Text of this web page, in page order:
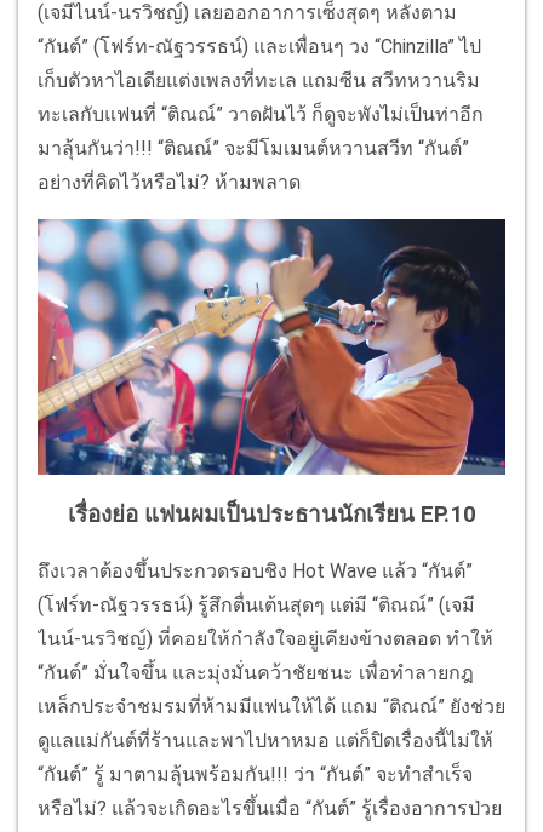
(เจมีไนน์-นรวิชญ์) เลยออกอาการเซ็งสุดๆ หลังตาม
“กันต์” (โฟร์ท-ณัฐวรรธน์) และเพื่อนๆ วง “Chinzilla” ไป
เก็บตัวหาไอเดียแต่งเพลงที่ทะเล แถมซีน สวีทหวานริม
ทะเลกับแฟนที่ “ติณณ์” วาดฝันไว้ ก็ดูจะพังไม่เป็นท่าอีก
มาลุ้นกันว่า!!! “ติณณ์” จะมีโมเมนต์หวานสวีท “กันต์”
อย่างที่คิดไว้หรือไม่? ห้ามพลาด
เรื่องย่อ แฟนผมเป็นประธานนักเรียน EP.10
ถึงเวลาต้องขึ้นประกวดรอบชิง Hot Wave แล้ว “กันต์”
(โฟร์ท-ณัฐวรรธน์) รู้สึกตื่นเต้นสุดๆ แต่มี “ติณณ์” (เจมี
ไนน์-นรวิชญ์) ที่คอยให้กำลังใจอยู่เคียงข้างตลอด ทำให้
“กันต์” มั่นใจขึ้น และมุ่งมั่นคว้าชัยชนะ เพื่อทำลายกฎ
เหล็กประจําชมรมที่ห้ามมีแฟนให้ได้ แถม “ติณณ์” ยังช่วย
ดูแลแม่กันต์ที่ร้านและพาไปหาหมอ แต่ก็ปิดเรื่องนี้ไม่ให้
“กันต์” รู้ มาตามลุ้นพร้อมกัน!!! ว่า “กันต์” จะทำสำเร็จ
หรือไม่? แล้วจะเกิดอะไรขึ้นเมื่อ “กันต์” รู้เรื่องอาการป่วย